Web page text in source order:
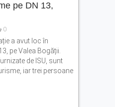
pe DN 13,
0
a avut loc în
pe Valea Bogății.
de ISU, sunt
iar trei persoane